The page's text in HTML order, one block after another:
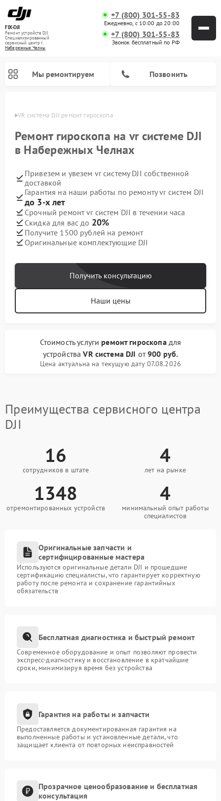
FIX-DJI
Ремонт устройств DJI
Специализированный
cервисный центр г.
Набережные Челны
+7 (800) 301-55-83
Ежедневно, с 10:00 до 20:00
+7 (800) 301-55-83
Звонок бесплатный по РФ
Мы ремонтируем Позвонить
VR система DJI ремонт гироскопа
Ремонт гироскопа на vr системе DJI
в Набережных Челнах
Привезем и увезем vr систему DJI собственной
доставкой
Гарантия на наши работы по ремонту vr систем DJI
до 3-х лет
Срочный ремонт vr систем DJI в течении часа
Скидка для вас до 20%
Получите 1500 рублей на ремонт
Оригинальные комплектующие DJI
Получить консультацию
Наши цены
Стоимость услуги ремонт гироскопадля
устройстваVR система DJI от900 руб.
Цена актуальна на текущую дату 07.08.2026
Преимущества сервисного центра
DJI
16
сотрудников в штате
4
лет на рынке
1348
отремонтированных устройств
4
минимальный опыт работы
специалистов
Оригинальные запчасти и
сертифицированные мастера
Используются оригинальные детали DJI и прошедшие
сертификацию специалисты, что гарантирует корректную
работу после ремонта и сохранение гарантийных
обязательств
Бесплатная диагностика и быстрый ремонт
Современное оборудование и опыт позволяют провести
экспресс-диагностику и восстановление в кратчайшие
сроки, минимизируя время без устройства
Гарантия на работы и запчасти
Предоставляется документированная гарантия на
выполненные работы и установленные детали, что
защищает клиента от повторных неисправностей
Прозрачное ценообразование и бесплатная
консультация